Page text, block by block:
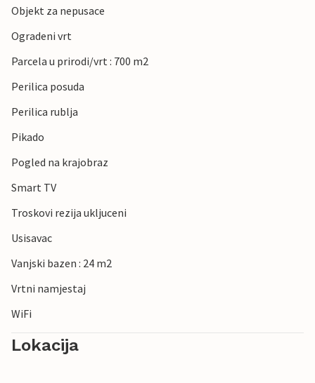
Objekt za nepusace
Ogradeni vrt
Parcela u prirodi/vrt : 700 m2
Perilica posuda
Perilica rublja
Pikado
Pogled na krajobraz
Smart TV
Troskovi rezija ukljuceni
Usisavac
Vanjski bazen : 24 m2
Vrtni namjestaj
WiFi
Lokacija